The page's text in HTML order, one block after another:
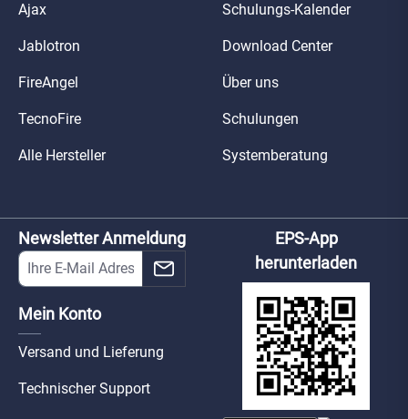
Ajax
Jablotron
FireAngel
TecnoFire
Alle Hersteller
Schulungs-Kalender
Download Center
Über uns
Schulungen
Systemberatung
Newsletter Anmeldung
Mein Konto
Versand und Lieferung
Technischer Support
EPS-App
herunterladen